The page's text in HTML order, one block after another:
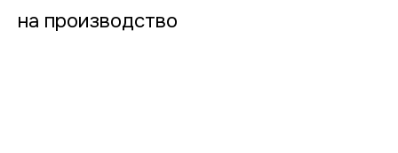
на производство